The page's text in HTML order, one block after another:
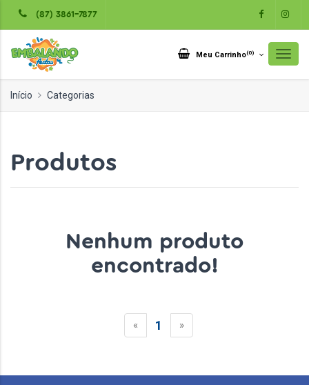
(87) 3861-7877
Meu Carrinho(0)
Início Categorias
Produtos
Nenhum produto
encontrado!
« 1 »